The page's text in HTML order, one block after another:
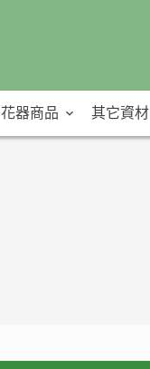
花器商品 其它資材